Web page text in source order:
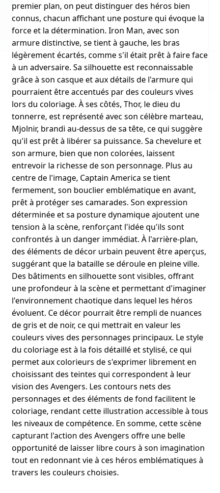
premier plan, on peut distinguer des héros bien
connus, chacun affichant une posture qui évoque la
force et la détermination. Iron Man, avec son
armure distinctive, se tient à gauche, les bras
légèrement écartés, comme s'il était prêt à faire face
à un adversaire. Sa silhouette est reconnaissable
grâce à son casque et aux détails de l'armure qui
pourraient être accentués par des couleurs vives
lors du coloriage. À ses côtés, Thor, le dieu du
tonnerre, est représenté avec son célèbre marteau,
Mjolnir, brandi au-dessus de sa tête, ce qui suggère
qu'il est prêt à libérer sa puissance. Sa chevelure et
son armure, bien que non colorées, laissent
entrevoir la richesse de son personnage. Plus au
centre de l'image, Captain America se tient
fermement, son bouclier emblématique en avant,
prêt à protéger ses camarades. Son expression
déterminée et sa posture dynamique ajoutent une
tension à la scène, renforçant l'idée qu'ils sont
confrontés à un danger immédiat. À l'arrière-plan,
des éléments de décor urbain peuvent être aperçus,
suggérant que la bataille se déroule en pleine ville.
Des bâtiments en silhouette sont visibles, offrant
une profondeur à la scène et permettant d'imaginer
l'environnement chaotique dans lequel les héros
évoluent. Ce décor pourrait être rempli de nuances
de gris et de noir, ce qui mettrait en valeur les
couleurs vives des personnages principaux. Le style
du coloriage est à la fois détaillé et stylisé, ce qui
permet aux colorieurs de s'exprimer librement en
choisissant des teintes qui correspondent à leur
vision des Avengers. Les contours nets des
personnages et des éléments de fond facilitent le
coloriage, rendant cette illustration accessible à tous
les niveaux de compétence. En somme, cette scène
capturant l'action des Avengers offre une belle
opportunité de laisser libre cours à son imagination
tout en redonnant vie à ces héros emblématiques à
travers les couleurs choisies.